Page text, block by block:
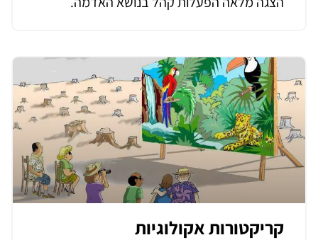
קריקטורות אקולוגיות